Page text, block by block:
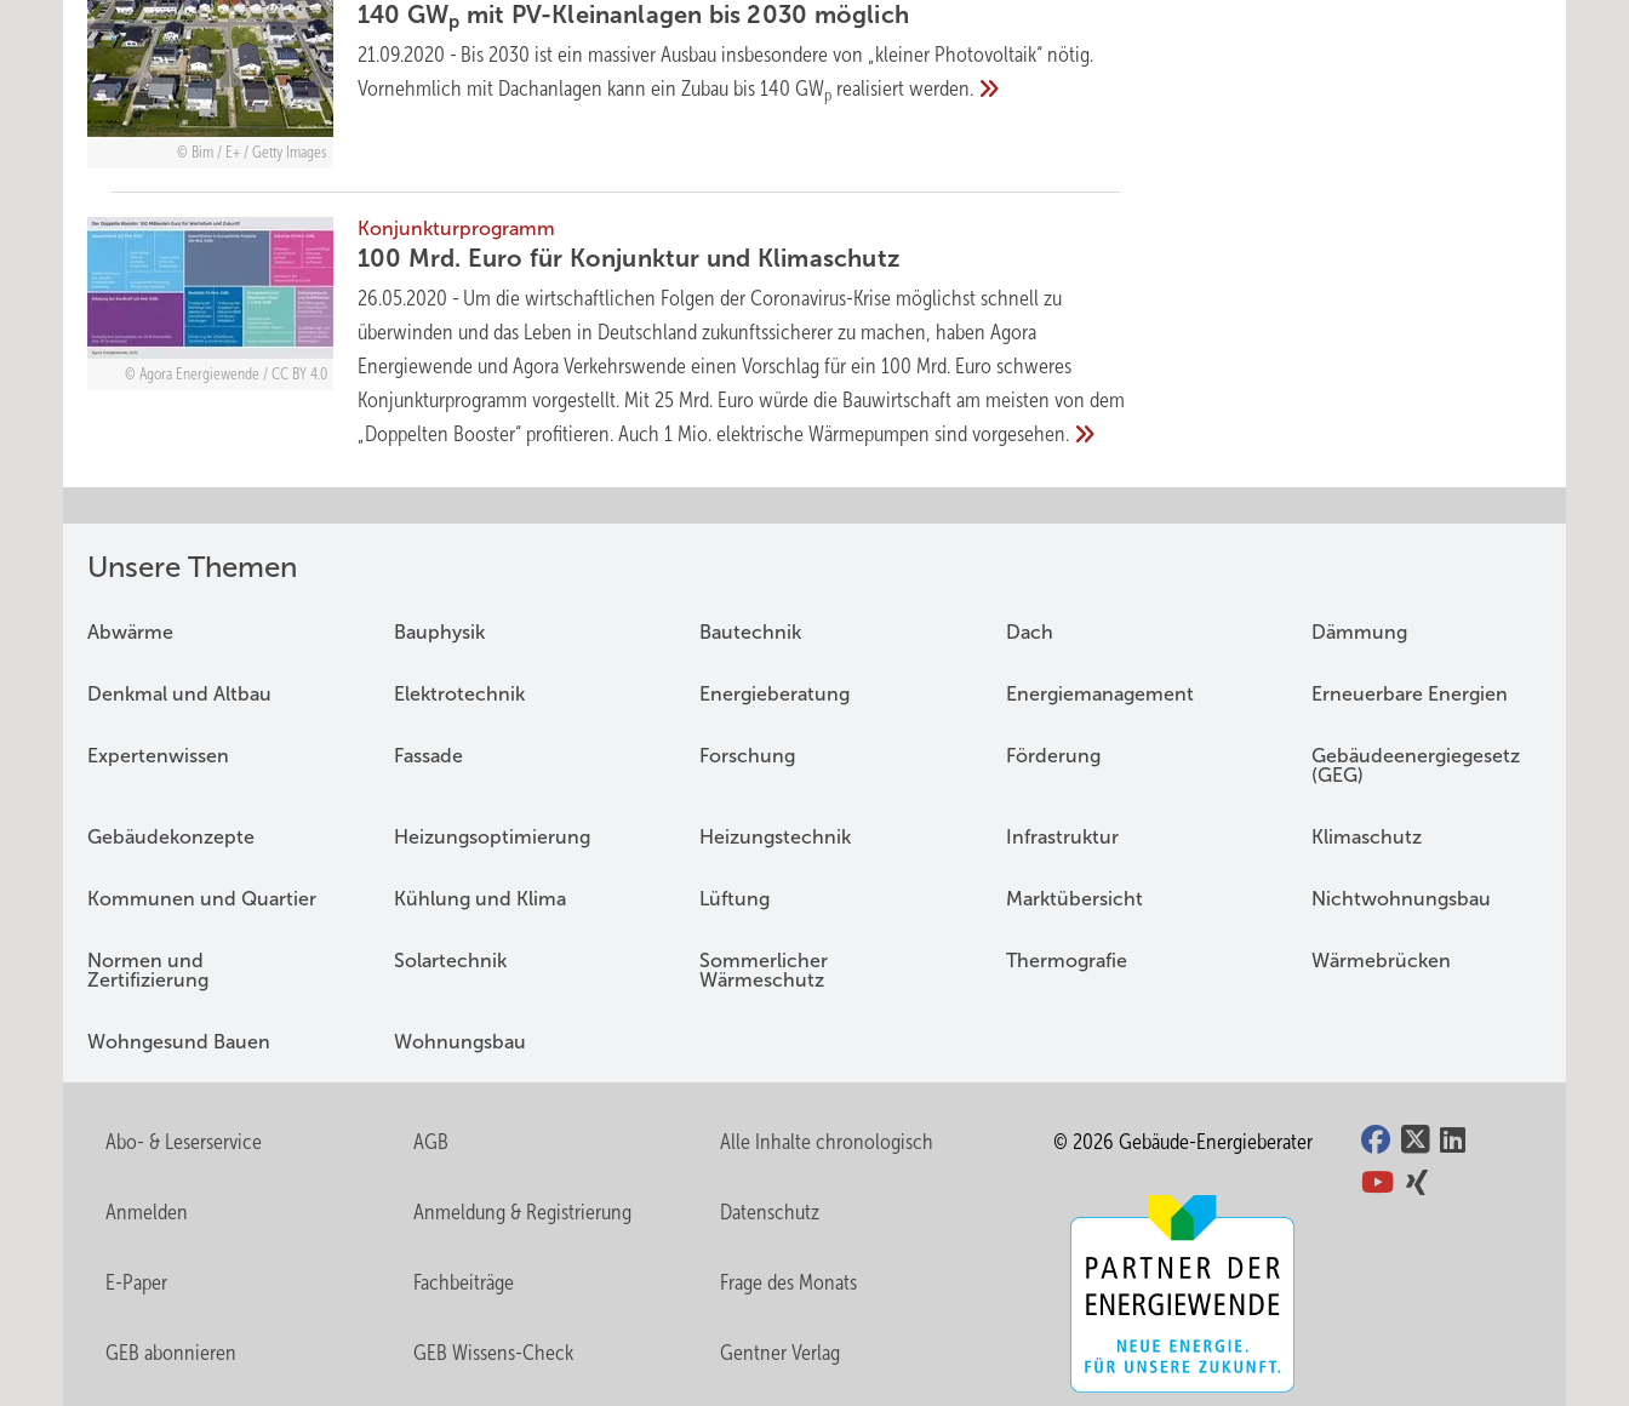
Bim / E+ / Getty Images
140 GWp mit PV-Kleinanlagen bis 2030 möglich
21.09.2020 - Bis 2030 ist ein massiver Ausbau insbesondere von „kleiner Photovoltaik“ nötig.
Vornehmlich mit Dachanlagen kann ein Zubau bis 140 GWp realisiertwerden.
Agora Energiewende / CC BY 4.0
Konjunkturprogramm
100 Mrd. Euro für Konjunktur und Klimaschutz
26.05.2020 - Um die wirtschaftlichen Folgen der Coronavirus-Krise möglichst schnell zu
überwinden und das Leben in Deutschland zukunftssicherer zu machen, haben Agora
Energiewende und Agora Verkehrswende einen Vorschlag für ein 100 Mrd. Euro schweres
Konjunkturprogramm vorgestellt. Mit 25 Mrd. Euro würde die Bauwirtschaft am meisten von dem
„Doppelten Booster“ profitieren. Auch 1 Mio. elektrische Wärmepumpen sindvorgesehen.
Unsere Themen
Abwärme Bauphysik Bautechnik Dach Dämmung
Denkmal und Altbau Elektrotechnik Energieberatung Energiemanagement Erneuerbare Energien
Expertenwissen Fassade Forschung Förderung
Gebäudeenergiegesetz
(GEG)
Gebäudekonzepte Heizungsoptimierung Heizungstechnik Infrastruktur Klimaschutz
Kommunen und Quartier Kühlung und Klima Lüftung Marktübersicht Nichtwohnungsbau
Normen und
Zertifizierung
Solartechnik
Sommerlicher
Wärmeschutz
Thermografie Wärmebrücken
Wohngesund Bauen Wohnungsbau
Abo- & Leserservice AGB Alle Inhalte chronologisch
Anmelden Anmeldung & Registrierung Datenschutz
E-Paper Fachbeiträge Frage des Monats
GEB abonnieren GEB Wissens-Check Gentner Verlag
© 2026 Gebäude-Energieberater